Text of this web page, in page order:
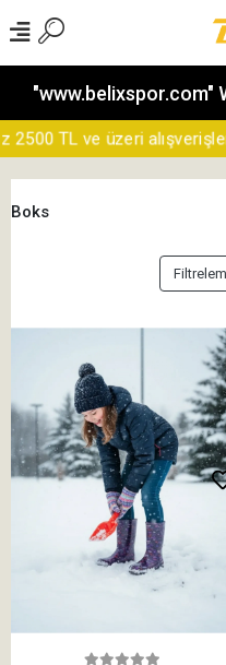
"www.belixspor.com"
TL ve üzeri
Boks